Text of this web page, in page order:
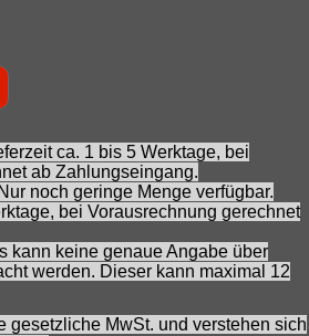
ca. 1 bis 5 Werktage, bei
ab Zahlungseingang.
noch geringe Menge verfügbar.
bei Vorausrechnung gerechnet
kann keine genaue Angabe über
werden. Dieser kann maximal 12
gesetzliche MwSt. und verstehen sich